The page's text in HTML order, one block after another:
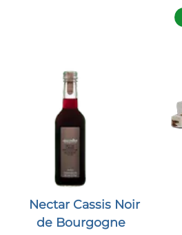
Nectar Cassis Noir
de Bourgogne